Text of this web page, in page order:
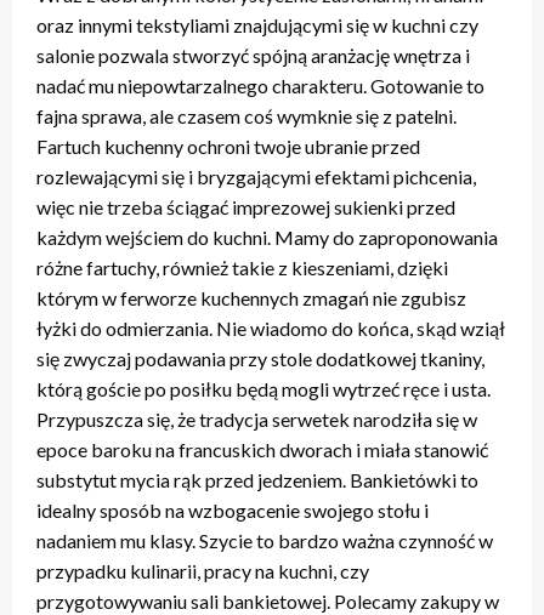
oraz innymi tekstyliami znajdującymi się w kuchni czy
salonie pozwala stworzyć spójną aranżację wnętrza i
nadać mu niepowtarzalnego charakteru. Gotowanie to
fajna sprawa, ale czasem coś wymknie się z patelni.
Fartuch kuchenny ochroni twoje ubranie przed
rozlewającymi się i bryzgającymi efektami pichcenia,
więc nie trzeba ściągać imprezowej sukienki przed
każdym wejściem do kuchni. Mamy do zaproponowania
różne fartuchy, również takie z kieszeniami, dzięki
którym w ferworze kuchennych zmagań nie zgubisz
łyżki do odmierzania. Nie wiadomo do końca, skąd wziął
się zwyczaj podawania przy stole dodatkowej tkaniny,
którą goście po posiłku będą mogli wytrzeć ręce i usta.
Przypuszcza się, że tradycja serwetek narodziła się w
epoce baroku na francuskich dworach i miała stanowić
substytut mycia rąk przed jedzeniem. Bankietówki to
idealny sposób na wzbogacenie swojego stołu i
nadaniem mu klasy. Szycie to bardzo ważna czynność w
przypadku kulinarii, pracy na kuchni, czy
przygotowywaniu sali bankietowej. Polecamy zakupy w